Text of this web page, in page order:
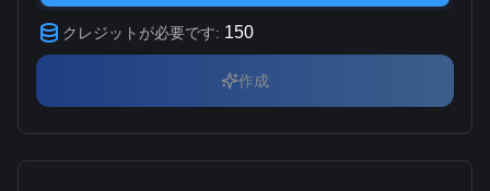
クレジットが必要です: 150
作成